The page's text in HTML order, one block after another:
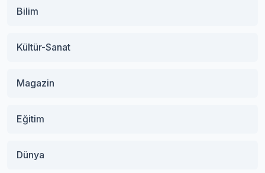
Bilim
Kültür-Sanat
Magazin
Eğitim
Dünya